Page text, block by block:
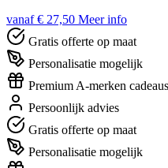
vanaf € 27,50 Meer info
Gratis offerte op maat
Personalisatie mogelijk
Premium A-merken cadeaus
Persoonlijk advies
Gratis offerte op maat
Personalisatie mogelijk